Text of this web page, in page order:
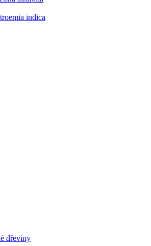
indica
dřeviny